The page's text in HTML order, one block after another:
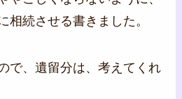
相続させる書きました。
で、遺留分は、考えてくれ